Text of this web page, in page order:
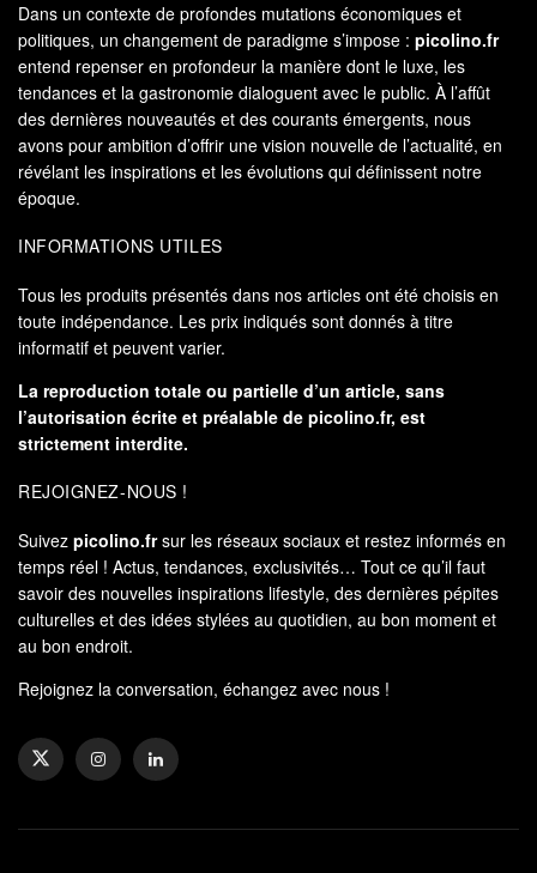
Dans un contexte de profondes mutations économiques et
politiques, un changement de paradigme s’impose : picolino.fr
entend repenser en profondeur la manière dont le luxe, les
tendances et la gastronomie dialoguent avec le public. À l’affût
des dernières nouveautés et des courants émergents, nous
avons pour ambition d’offrir une vision nouvelle de l’actualité, en
révélant les inspirations et les évolutions qui définissent notre
époque.
INFORMATIONS UTILES
Tous les produits présentés dans nos articles ont été choisis en
toute indépendance. Les prix indiqués sont donnés à titre
informatif et peuvent varier.
La reproduction totale ou partielle d’un article, sans
l’autorisation écrite et préalable de picolino.fr, est
strictement interdite.
REJOIGNEZ-NOUS !
Suivez picolino.frsur les réseaux sociaux et restez informés en
temps réel ! Actus, tendances, exclusivités… Tout ce qu’il faut
savoir des nouvelles inspirations lifestyle, des dernières pépites
culturelles et des idées stylées au quotidien, au bon moment et
au bon endroit.
Rejoignez la conversation, échangez avec nous !